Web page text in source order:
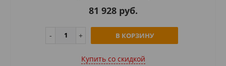
81 928 руб.
В КОРЗИНУ
Купить cо скидкой